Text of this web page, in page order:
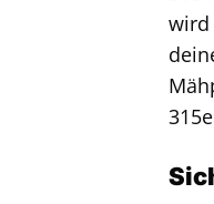
wird